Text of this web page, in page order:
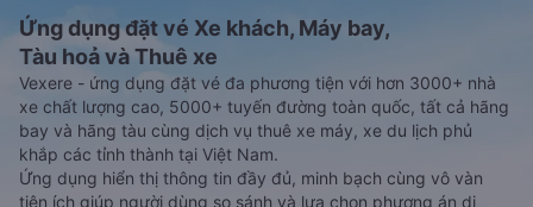
Ứng dụng đặt vé Xe khách, Máy bay,
Tàu hoả và Thuê xe
Vexere - ứng dụng đặt vé đa phương tiện với hơn 3000+ nhà
xe chất lượng cao, 5000+ tuyến đường toàn quốc, tất cả hãng
bay và hãng tàu cùng dịch vụ thuê xe máy, xe du lịch phủ
khắp các tỉnh thành tại Việt Nam.
Ứng dụng hiển thị thông tin đầy đủ, minh bạch cùng vô vàn
tiện ích giúp người dùng so sánh và lựa chọn phương án di